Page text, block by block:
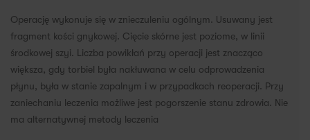
Operację wykonuje się w znieczuleniu ogólnym. Usuwany jest
fragment kości gnykowej. Cięcie skórne jest poziome, w linii
środkowej szyi. Liczba powikłań przy operacji jest znacząco
większa, gdy torbiel była nakłuwana w celu odprowadzenia
płynu, była w stanie zapalnym i w przypadkach reoperacji. Przy
zaniechaniu leczenia możliwe jest pogorszenie stanu zdrowia. Nie
ma alternatywnej metody leczenia